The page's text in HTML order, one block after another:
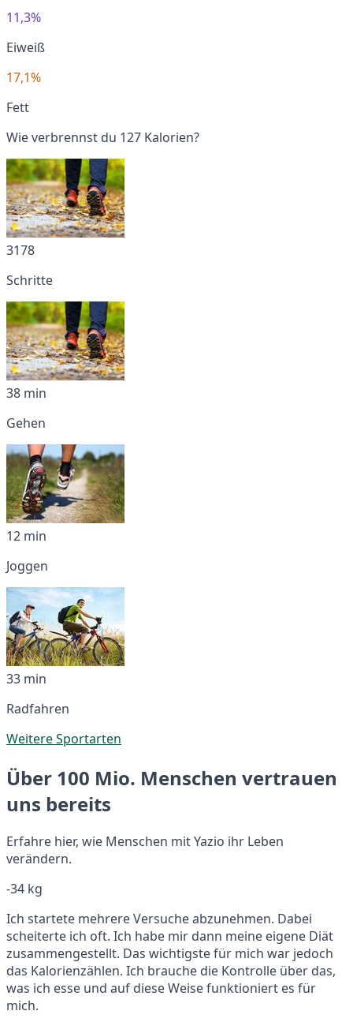
11,3%
Eiweiß
17,1%
Fett
Wie verbrennst du 127 Kalorien?
3178
Schritte
38 min
Gehen
12 min
Joggen
33 min
Radfahren
Weitere Sportarten
Über 100 Mio. Menschen vertrauen
uns bereits
Erfahre hier, wie Menschen mit Yazio ihr Leben
verändern.
-34 kg
Ich startete mehrere Versuche abzunehmen. Dabei
scheiterte ich oft. Ich habe mir dann meine eigene Diät
zusammengestellt. Das wichtigste für mich war jedoch
das Kalorienzählen. Ich brauche die Kontrolle über das,
was ich esse und auf diese Weise funktioniert es für
mich.